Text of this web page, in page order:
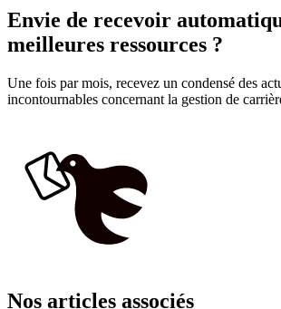
Envie de recevoir
meilleures ressources ?
Une fois par mois, recevez un condensé des
incontournables concernant la gestion de
Nos articles associés